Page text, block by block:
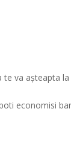
te va așteapta la
economisi